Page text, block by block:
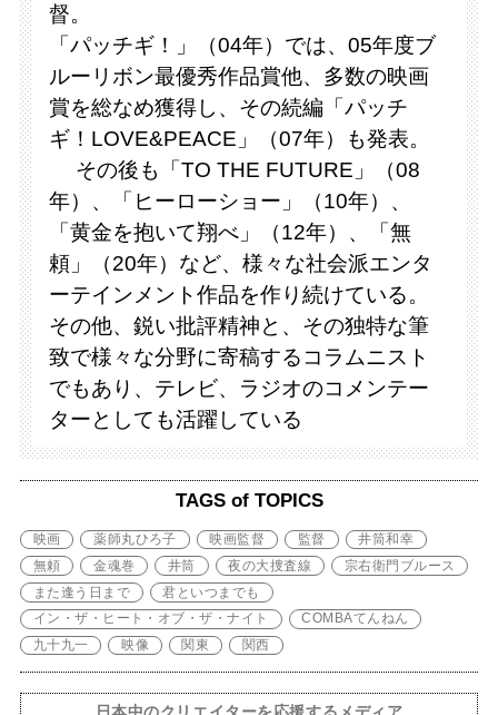
督。
「パッチギ！」（04年）では、05年度ブ
ルーリボン最優秀作品賞他、多数の映画
賞を総なめ獲得し、その続編「パッチ
ギ！LOVE&PEACE」（07年）も発表。
その後も「TO THE FUTURE」（08
年）、「ヒーローショー」（10年）、
「黄金を抱いて翔べ」（12年）、「無
頼」（20年）など、様々な社会派エンタ
ーテインメント作品を作り続けている。
その他、鋭い批評精神と、その独特な筆
致で様々な分野に寄稿するコラムニスト
でもあり、テレビ、ラジオのコメンテー
ターとしても活躍している
TAGS of TOPICS
映画 薬師丸ひろ子 映画監督 監督
井筒和幸
無頼
金魂巻 井筒 夜の大捜査線
宗右衛門ブルース
また逢う日まで
君といつまでも
イン・ザ・ヒート・オブ・ザ・ナイト
COMBAてんねん
九十九一
映像 関東 関西
日本中のクリエイターを応援するメディア